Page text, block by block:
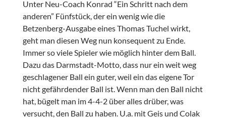
Unter Neu-Coach Konrad “Ein Schritt nach dem
anderen” Fünfstück, der ein wenig wie die
Betzenberg-Ausgabe eines Thomas Tuchel wirkt,
geht man diesen Weg nun konsequent zu Ende.
Immer so viele Spieler wie möglich hinter dem Ball.
Dazu das Darmstadt-Motto, dass nur ein weit weg
geschlagener Ball ein guter, weil ein das eigene Tor
nicht gefährdender Ball ist. Wenn man den Ball nicht
hat, bügelt man im 4-4-2 über alles drüber, was
versucht, den Ball zu haben. U.a. mit Geis und Colak